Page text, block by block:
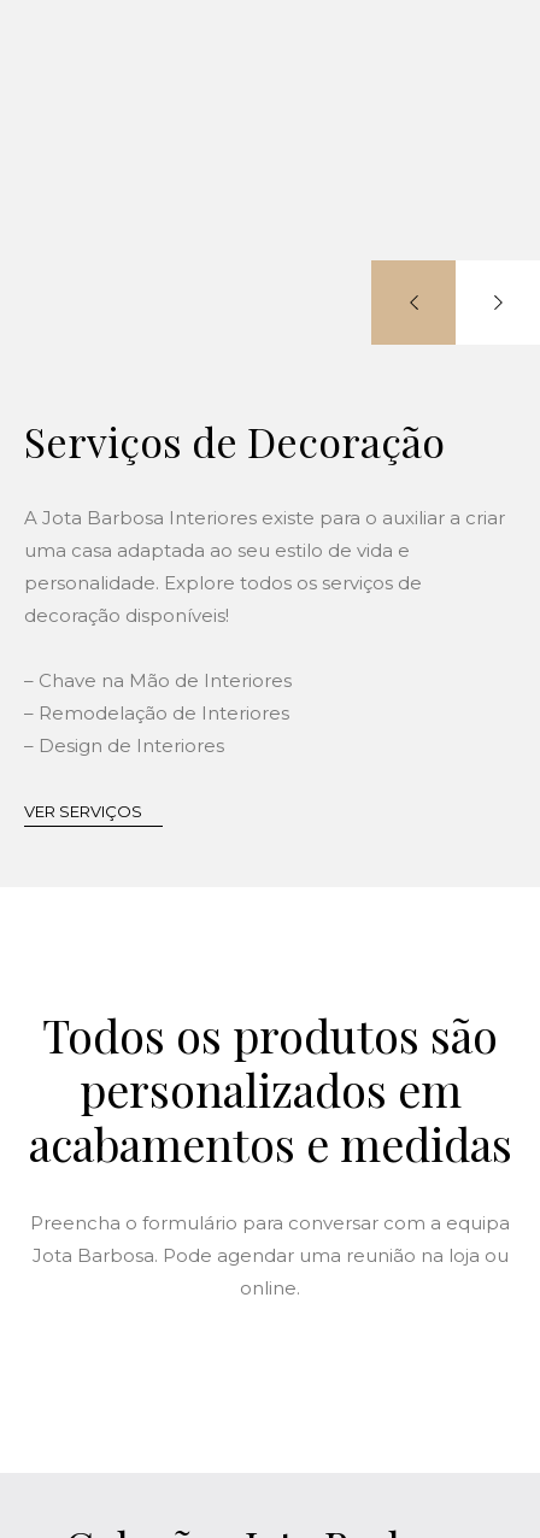
Serviços de Decoração
A Jota Barbosa Interiores existe para o auxiliar a criar
uma casa adaptada ao seu estilo de vida e
personalidade. Explore todos os serviços de
decoração disponíveis!
– Chave na Mão de Interiores
– Remodelação de Interiores
– Design de Interiores
VER SERVIÇOS
Todos os produtos são
personalizados em
acabamentos e medidas
Preencha o formulário para conversar com a equipa
Jota Barbosa. Pode agendar uma reunião na loja ou
online.